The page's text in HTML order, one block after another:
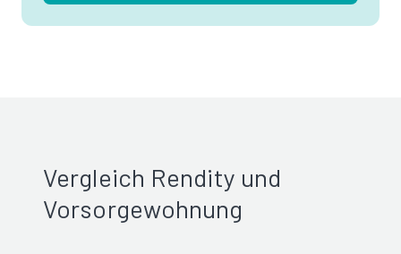
Vergleich Rendity und
Vorsorgewohnung